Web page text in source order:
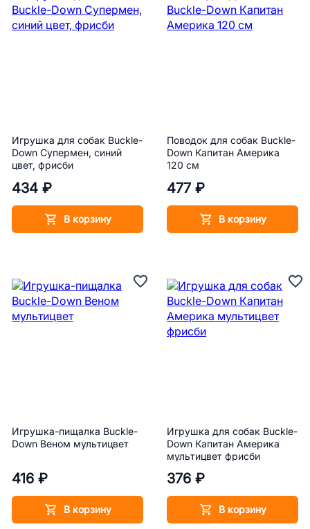
Игрушка для собак Buckle-
Down Супермен, синий
цвет, фрисби
434 ₽
В корзину
Поводок для собак Buckle-
Down Капитан Америка
120 см
477 ₽
В корзину
Игрушка-пищалка Buckle-
Down Веном мультицвет
416 ₽
В корзину
Игрушка для собак Buckle-
Down Капитан Америка
мультицвет фрисби
376 ₽
В корзину